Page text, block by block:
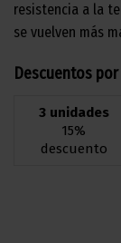
resistencia a la
se vuelven más
Descuentos
3 unidades
15%
descuento